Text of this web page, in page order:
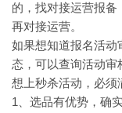
的，找对接运营报
再对接运营。
如果想知道报名活动
态，可以查询活动
想上秒杀活动，必须
1
、选品有优势，确